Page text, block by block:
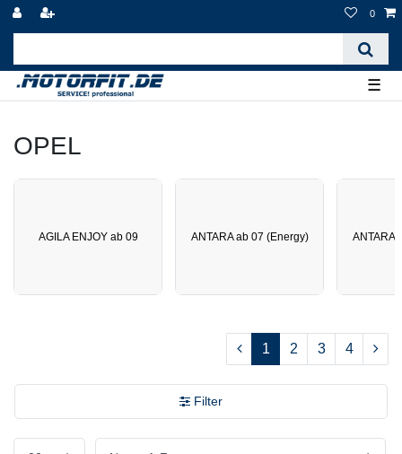
0
☰
OPEL
AGILA ENJOY ab 09 ANTARA ab 07 (Energy) ANTARA
1 2 3 4
Filter